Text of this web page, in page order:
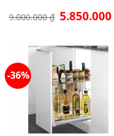
9.000.000₫ Giá
gốc
5.850.000
-36%